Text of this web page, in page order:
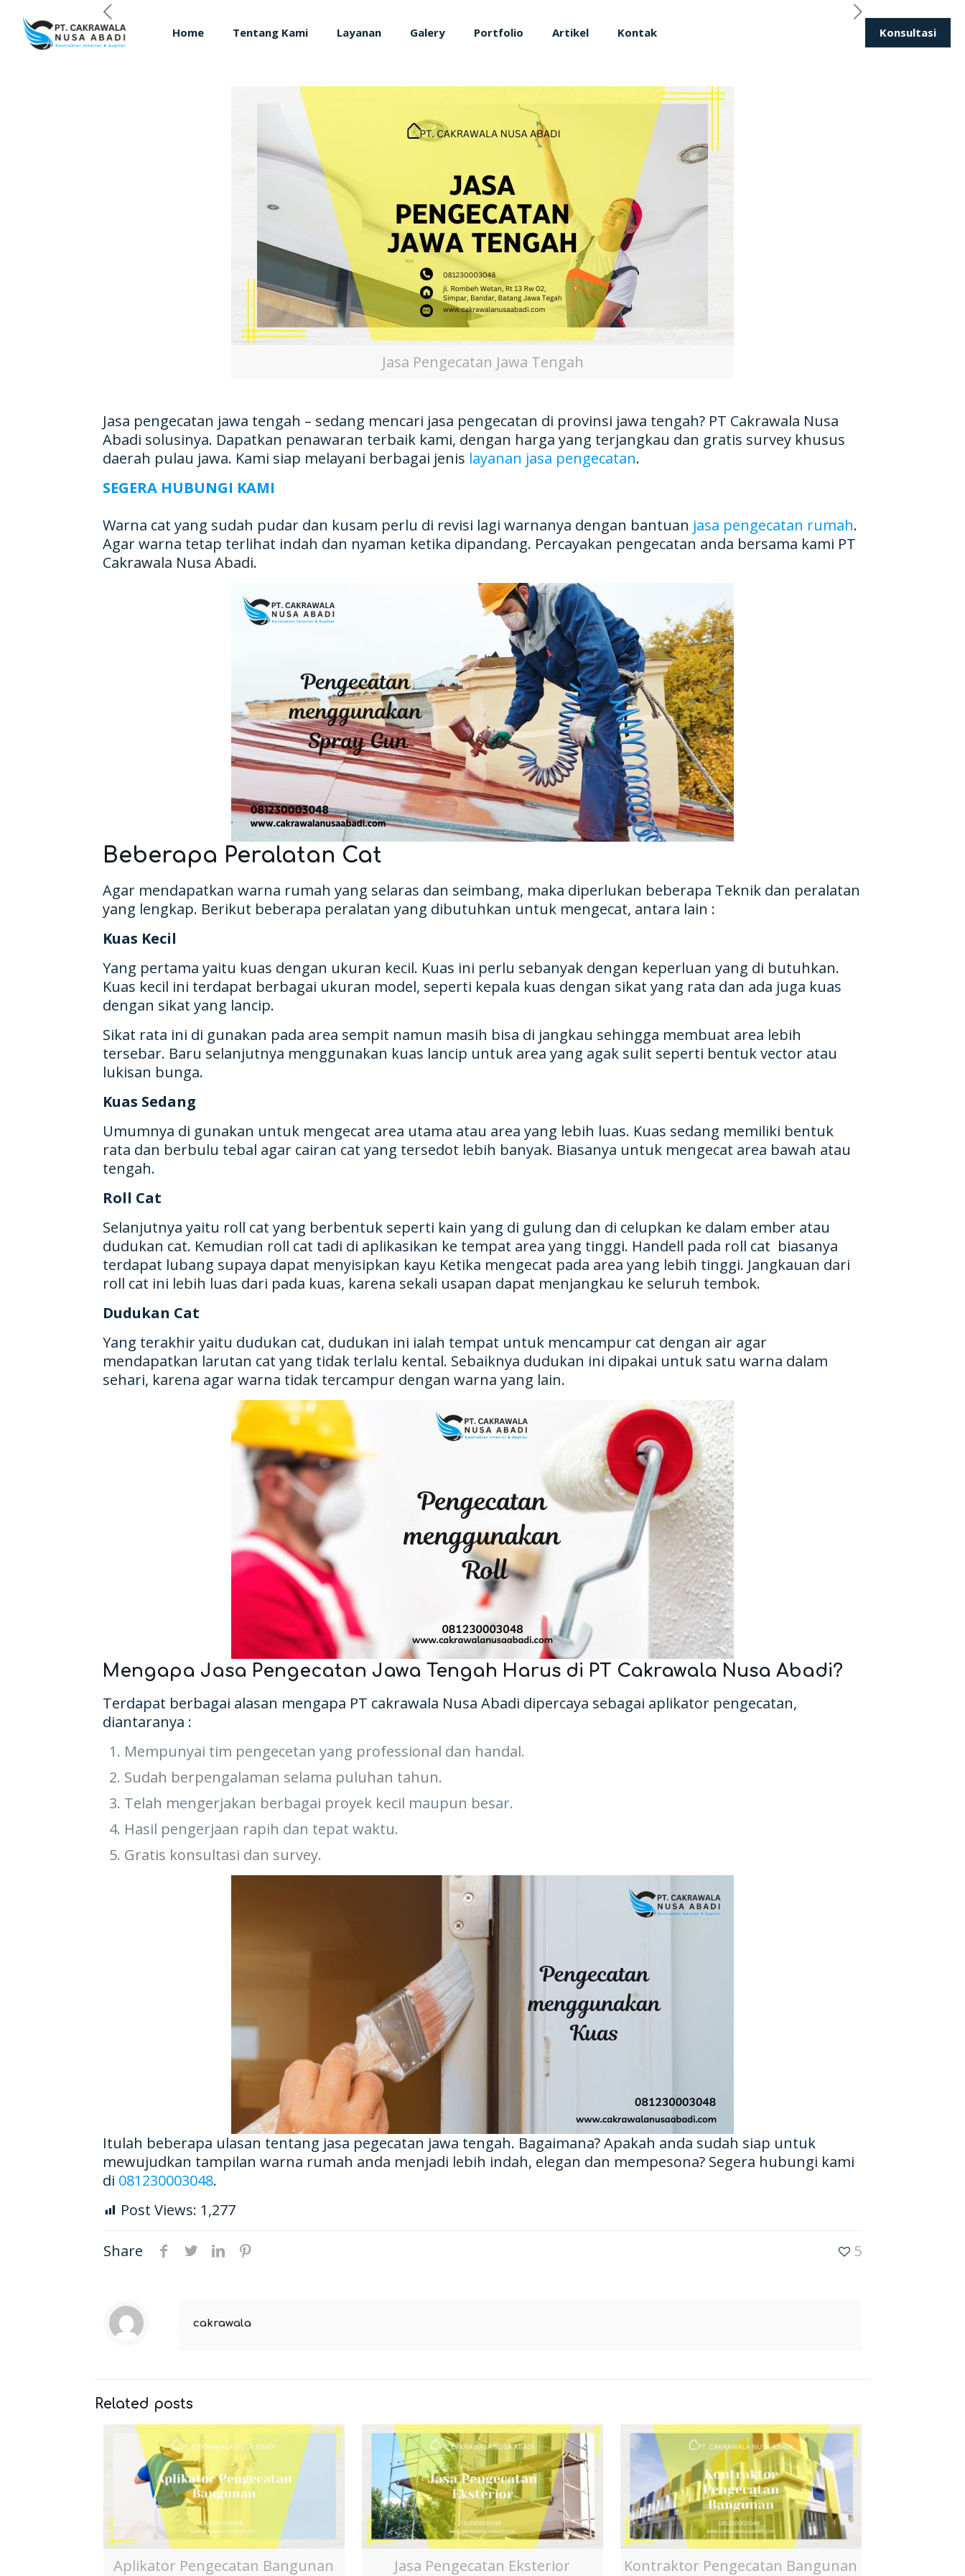
Home Tentang Kami Layanan Galery Portfolio Artikel Kontak Konsultasi
Jasa Pengecatan Jawa Tengah
Jasa pengecatan jawa tengah – sedang mencari jasa pengecatan di provinsi jawa tengah? PT Cakrawala Nusa
Abadi solusinya. Dapatkan penawaran terbaik kami, dengan harga yang terjangkau dan gratis survey khusus
daerah pulau jawa. Kami siap melayani berbagai jenis layanan jasa pengecatan.
Warna cat yang sudah pudar dan kusam perlu di revisi lagi warnanya dengan bantuan jasa pengecatan rumah.
Agar warna tetap terlihat indah dan nyaman ketika dipandang. Percayakan pengecatan anda bersama kami PT
Cakrawala Nusa Abadi.
Beberapa Peralatan Cat
Agar mendapatkan warna rumah yang selaras dan seimbang, maka diperlukan beberapa Teknik dan peralatan
yang lengkap. Berikut beberapa peralatan yang dibutuhkan untuk mengecat, antara lain :
Kuas Kecil
Yang pertama yaitu kuas dengan ukuran kecil. Kuas ini perlu sebanyak dengan keperluan yang di butuhkan.
Kuas kecil ini terdapat berbagai ukuran model, seperti kepala kuas dengan sikat yang rata dan ada juga kuas
dengan sikat yang lancip.
Sikat rata ini di gunakan pada area sempit namun masih bisa di jangkau sehingga membuat area lebih
tersebar. Baru selanjutnya menggunakan kuas lancip untuk area yang agak sulit seperti bentuk vector atau
lukisan bunga.
Kuas Sedang
Umumnya di gunakan untuk mengecat area utama atau area yang lebih luas. Kuas sedang memiliki bentuk
rata dan berbulu tebal agar cairan cat yang tersedot lebih banyak. Biasanya untuk mengecat area bawah atau
tengah.
Roll Cat
Selanjutnya yaitu roll cat yang berbentuk seperti kain yang di gulung dan di celupkan ke dalam ember atau
dudukan cat. Kemudian roll cat tadi di aplikasikan ke tempat area yang tinggi. Handell pada roll cat biasanya
terdapat lubang supaya dapat menyisipkan kayu Ketika mengecat pada area yang lebih tinggi. Jangkauan dari
roll cat ini lebih luas dari pada kuas, karena sekali usapan dapat menjangkau ke seluruh tembok.
Dudukan Cat
Yang terakhir yaitu dudukan cat, dudukan ini ialah tempat untuk mencampur cat dengan air agar
mendapatkan larutan cat yang tidak terlalu kental. Sebaiknya dudukan ini dipakai untuk satu warna dalam
sehari, karena agar warna tidak tercampur dengan warna yang lain.
Mengapa Jasa Pengecatan Jawa Tengah Harus di PT Cakrawala Nusa Abadi?
Terdapat berbagai alasan mengapa PT cakrawala Nusa Abadi dipercaya sebagai aplikator pengecatan,
diantaranya :
Mempunyai tim pengecetan yang professional dan handal.
Sudah berpengalaman selama puluhan tahun.
Telah mengerjakan berbagai proyek kecil maupun besar.
Hasil pengerjaan rapih dan tepat waktu.
Gratis konsultasi dan survey.
Itulah beberapa ulasan tentang jasa pegecatan jawa tengah. Bagaimana? Apakah anda sudah siap untuk
mewujudkan tampilan warna rumah anda menjadi lebih indah, elegan dan mempesona? Segera hubungi kami
di 081230003048.
Post Views: 1,277
Share 5
cakrawala
Related posts
Aplikator Pengecatan Bangunan Jasa Pengecatan Eksterior Kontraktor Pengecatan Bangunan